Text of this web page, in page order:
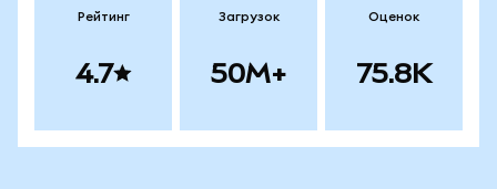
Рейтинг
4.7
Загрузок
50M+
Оценок
75.8K